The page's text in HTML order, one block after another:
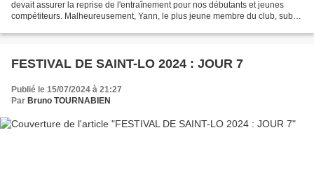
devait assurer la reprise de l'entraînement pour nos débutants et jeunes
compétiteurs. Malheureusement, Yann, le plus jeune membre du club, subit
FESTIVAL DE SAINT-LO 2024 : JOUR 7
Publié le 15/07/2024 à 21:27
Par Bruno TOURNABIEN